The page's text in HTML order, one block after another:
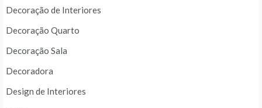
Decoração de Interiores
Decoração Quarto
Decoração Sala
Decoradora
Design de Interiores